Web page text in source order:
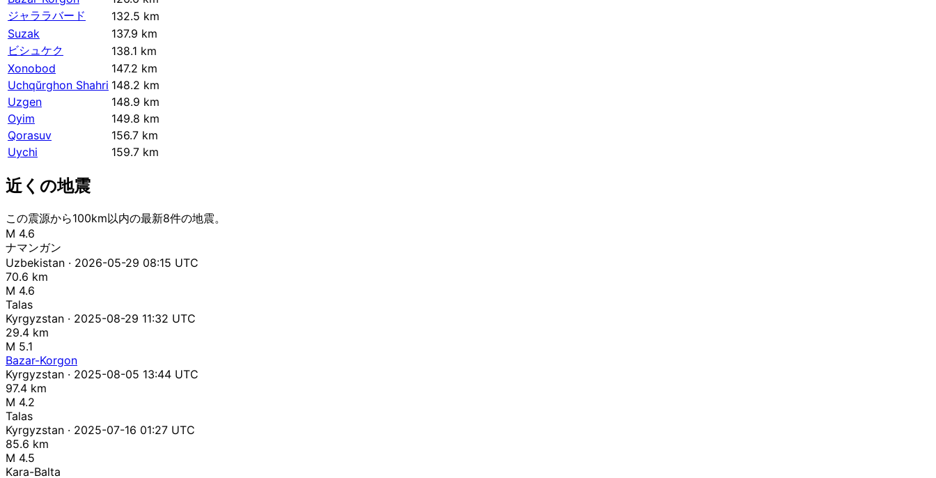
ジャララバード
132.5 km
Suzak
137.9 km
ビシュケク
138.1 km
Xonobod
147.2 km
Uchqŭrghon Shahri 148.2 km
Uzgen
148.9 km
Oyim
149.8 km
Qorasuv
156.7 km
Uychi
159.7 km
近くの地震
この震源から100km以内の最新8件の地震。
M 4.6
ナマンガン
Uzbekistan · 2026-05-29 08:15 UTC
70.6 km
M 4.6
Talas
Kyrgyzstan · 2025-08-29 11:32 UTC
29.4 km
M 5.1
Bazar-Korgon
Kyrgyzstan · 2025-08-05 13:44 UTC
97.4 km
M 4.2
Talas
Kyrgyzstan · 2025-07-16 01:27 UTC
85.6 km
M 4.5
Kara-Balta